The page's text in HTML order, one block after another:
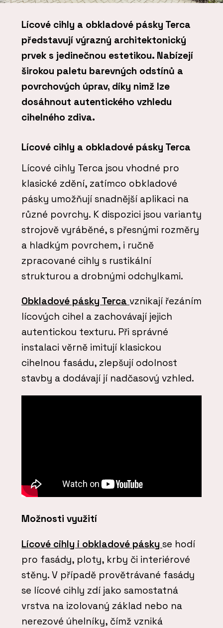
Lícové cihly a obkladové pásky Terca
představují výrazný architektonický
prvek s jedinečnou estetikou. Nabízejí
širokou paletu barevných odstínů a
povrchových úprav, díky nimž lze
dosáhnout autentického vzhledu
cihelného zdiva.
Lícové cihly a obkladové pásky Terca
Lícové cihly Terca jsou vhodné pro
klasické zdění, zatímco obkladové
pásky umožňují snadnější aplikaci na
různé povrchy. K dispozici jsou varianty
strojově vyráběné, s přesnými rozměry
a hladkým povrchem, i ručně
zpracované cihly s rustikální
strukturou a drobnými odchylkami.
Obkladové pásky Terca vznikají řezáním
lícových cihel a zachovávají jejich
autentickou texturu. Při správné
instalaci věrně imitují klasickou
cihelnou fasádu, zlepšují odolnost
stavby a dodávají jí nadčasový vzhled.
Možnosti využití
Lícové cihly i obkladové pásky se hodí
pro fasády, ploty, krby či interiérové
stěny. V případě provětrávané fasády
se lícové cihly zdí jako samostatná
vrstva na izolovaný základ nebo na
nerezové úhelníky, čímž vzniká